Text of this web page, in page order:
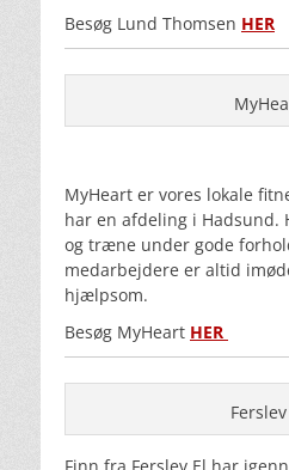
Besøg Lund Thomsen HER
MyHeart er vores lokale
har en afdeling i Hadsund.
og træne under gode
medarbejdere er altid
hjælpsom.
Besøg MyHeart HER